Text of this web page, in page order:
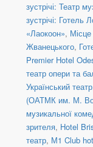
зустрічі: Театр
зустрічі: Готель
«Лаокоон»,
Жванецького,
Premier Hotel
театр опери та
Український театр
(ОАТМК им. М.
музикальної
зрителя, Hotel
театр, М1 Club